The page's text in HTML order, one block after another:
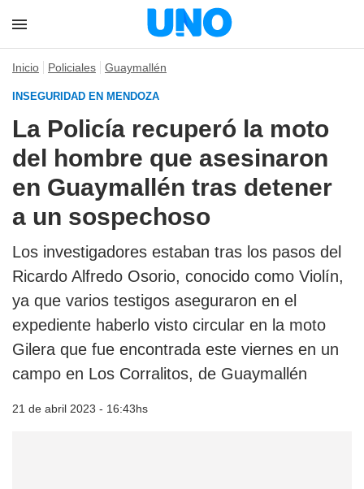
Inicio Policiales Guaymallén
INSEGURIDAD EN MENDOZA
La Policía recuperó la moto
del hombre que asesinaron
en Guaymallén tras detener
a un sospechoso
Los investigadores estaban tras los pasos del
Ricardo Alfredo Osorio, conocido como Violín,
ya que varios testigos aseguraron en el
expediente haberlo visto circular en la moto
Gilera que fue encontrada este viernes en un
campo en Los Corralitos, de Guaymallén
21 de abril 2023 - 16:43hs